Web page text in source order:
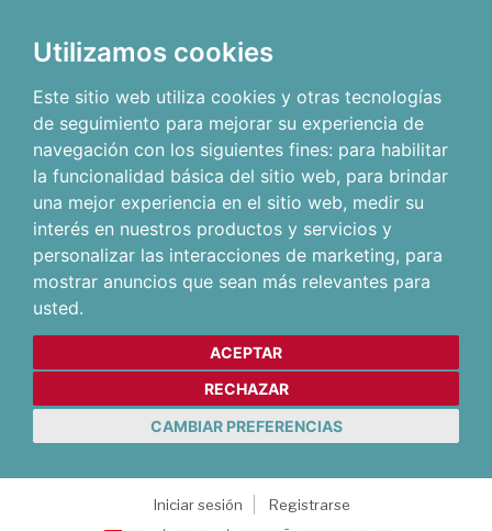
Utilizamos cookies
Este sitio web utiliza cookies y otras tecnologías
de seguimiento para mejorar su experiencia de
navegación con los siguientes fines: para habilitar
la funcionalidad básica del sitio web, para brindar
una mejor experiencia en el sitio web, medir su
interés en nuestros productos y servicios y
personalizar las interacciones de marketing, para
mostrar anuncios que sean más relevantes para
usted.
ACEPTAR
RECHAZAR
CAMBIAR PREFERENCIAS
Iniciar sesión
Registrarse